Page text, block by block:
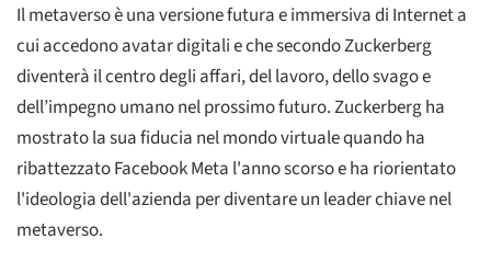
Il metaverso è una versione futura e immersiva di Internet a
cui accedono avatar digitali e che secondo Zuckerberg
diventerà il centro degli affari, del lavoro, dello svago e
dell’impegno umano nel prossimo futuro. Zuckerberg ha
mostrato la sua fiducia nel mondo virtuale quando ha
ribattezzato Facebook Meta l'anno scorso e ha riorientato
l'ideologia dell'azienda per diventare un leader chiave nel
metaverso.